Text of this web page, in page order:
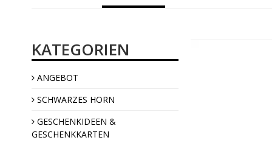
KATEGORIEN
ANGEBOT
SCHWARZES HORN
GESCHENKIDEEN &
GESCHENKKARTEN